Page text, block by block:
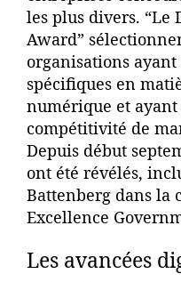
les plus divers. “Le
Award”
organisations
spécifiques en
numérique et
compétitivité de
Depuis début
ont été révélés,
Battenberg dans la
Excellence
Les avancées